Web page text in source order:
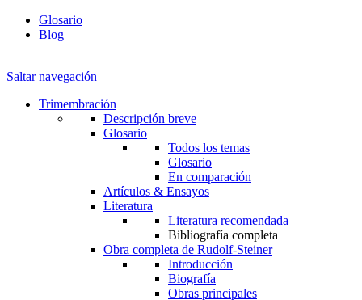
Glosario
Blog
Saltar navegación
Trimembración
Descripción breve
Glosario
Todos los temas
Glosario
En comparación
Artículos & Ensayos
Literatura
Literatura recomendada
Bibliografía completa
Obra completa de Rudolf-Steiner
Introducción
Biografía
Obras principales